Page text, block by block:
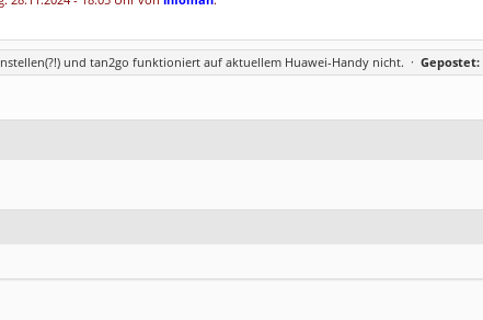
und tan2go funktioniert auf aktuellem Huawei-Handy nicht. · Gepostet: